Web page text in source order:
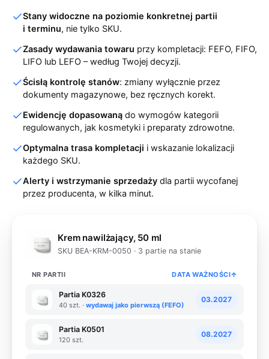
Stany widoczne na poziomie konkretnej partii
i terminu, nie tylko SKU.
Zasady wydawania towaru przy kompletacji: FEFO, FIFO,
LIFO lub LEFO – według Twojej decyzji.
Ścisłą kontrolę stanów: zmiany wyłącznie przez
dokumenty magazynowe, bez ręcznych korekt.
Ewidencję dopasowaną do wymogów kategorii
regulowanych, jak kosmetyki i preparaty zdrowotne.
Optymalna trasa kompletacji i wskazanie lokalizacji
każdego SKU.
Alerty i wstrzymanie sprzedaży dla partii wycofanej
przez producenta, w kilka minut.
Krem nawilżający, 50 ml
SKU BEA-KRM-0050 · 3 partie na stanie
NR PARTII DATA WAŻNOŚCI
Partia K0326
40 szt. · wydawaj jako pierwszą (FEFO)
03.2027
Partia K0501
120 szt.
08.2027